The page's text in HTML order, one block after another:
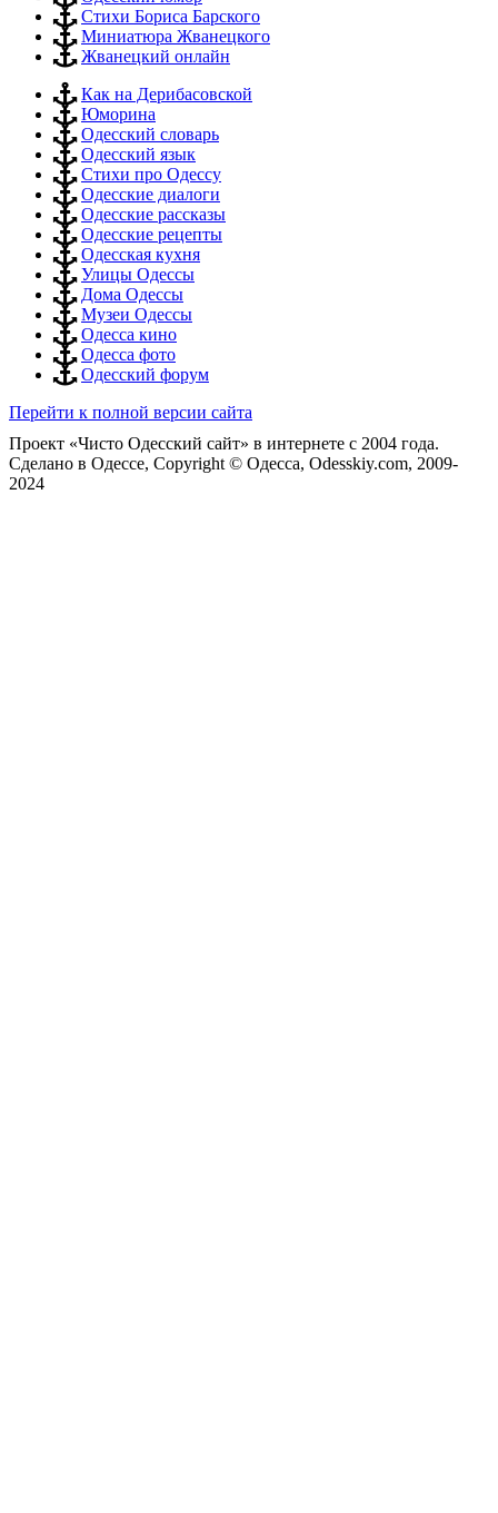
Стихи Бориса Барского
Миниатюра Жванецкого
Жванецкий онлайн
Как на Дерибасовской
Юморина
Одесский словарь
Одесский язык
Стихи про Одессу
Одесские диалоги
Одесские рассказы
Одесские рецепты
Одесская кухня
Улицы Одессы
Дома Одессы
Музеи Одессы
Одесса кино
Одесса фото
Одесский форум
Перейти к полной версии сайта
Проект «Чисто Одесский сайт» в интернете с 2004 года.
Сделано в Одессе, Copyright © Одесса, Odesskiy.com, 2009-
2024